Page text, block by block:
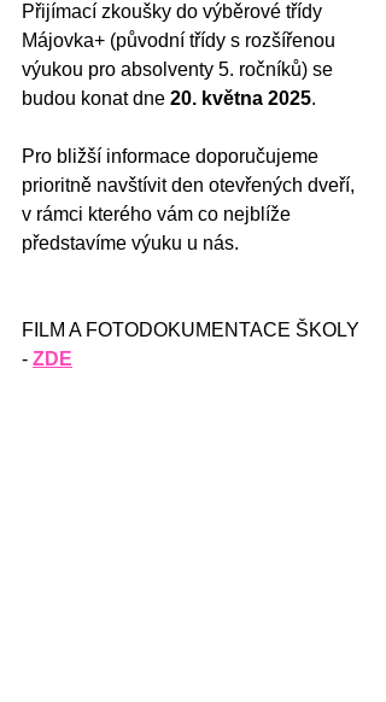
Přijímací zkoušky do výběrové třídy
Májovka+ (původní třídy s rozšířenou
výukou pro absolventy 5. ročníků) se
budou konat dne 20. května 2025.
Pro bližší informace doporučujeme
prioritně navštívit den otevřených dveří,
v rámci kterého vám co nejblíže
představíme výuku u nás.
FILM A FOTODOKUMENTACE ŠKOLY
- ZDE